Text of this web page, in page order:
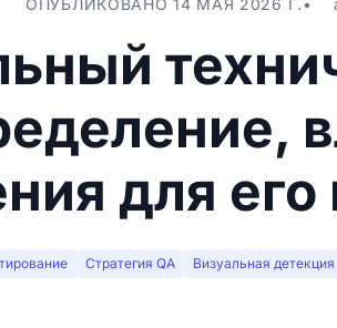
для его
Стратегия QA Визуальная детекция